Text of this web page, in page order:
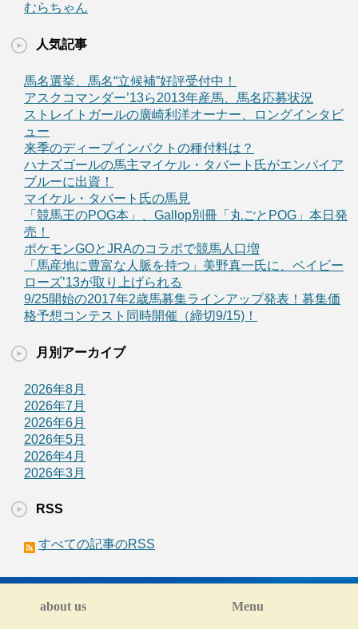
むらちゃん
人気記事
馬名選挙、馬名“立候補”好評受付中！
アスクコマンダー’13ら2013年産馬、馬名応募状況
ストレイトガールの廣崎利洋オーナー、ロングインタビ
ュー
来季のディープインパクトの種付料は？
ハナズゴールの馬主マイケル・タバート氏がエンパイア
ブルーに出資！
マイケル・タバート氏の馬見
「競馬王のPOG本」、Gallop別冊「丸ごとPOG」本日発
売！
ポケモンGOとJRAのコラボで競馬人口増
「馬産地に豊富な人脈を持つ」美野真一氏に、ベイビー
ローズ’13が取り上げられる
9/25開始の2017年2歳馬募集ラインアップ発表！募集価
格予想コンテスト同時開催（締切9/15)！
月別アーカイブ
2026年8月
2026年7月
2026年6月
2026年5月
2026年4月
2026年3月
RSS
すべての記事のRSS